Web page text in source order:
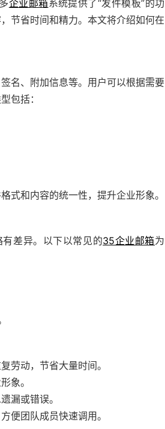
企业邮箱系统提供了“发件模板”的功
节省时间和精力。本文将介绍如何在
名、附加信息等。用户可以根据需要
包括：
式和内容的统一性，提升企业形象。
差异。以下以常见的35企业邮箱为
劳动，节省大量时间。
象。
漏或错误。
便团队成员快速调用。